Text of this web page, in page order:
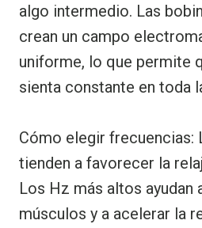
algo intermedio. Las
crean un campo
uniforme, lo que permite
sienta constante en toda
Cómo elegir frecuencias:
tienden a favorecer la
Los Hz más altos ayudan
músculos y a acelerar la